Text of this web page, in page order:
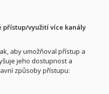
přístup/využití více kanály
aby umožňoval přístup a
jeho dostupnost a
způsoby přístupu: